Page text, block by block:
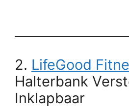
2. LifeGood
Halterbank
Inklapbaar